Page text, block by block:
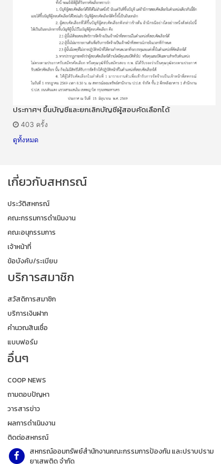
ประกาศฯ ขึ้นบัญชีและยกเลิกบัญชีผู้สอบคัดเลือกได้
403 ครั้ง
ดูทั้งหมด
เกี่ยวกับสหกรณ์
ประวัติสหกรณ์
คณะกรรมการดำเนินงาน
คณะอนุกรรมการ
เจ้าหน้าที่
ข้อบังคับ/ระเบียบ
บริการสมาชิก
สวัสดิการสมาชิก
บริการเงินฝาก
คำนวณสินเชื่อ
แบบฟอร์ม
อื่นๆ
COOP NEWS
ถามตอบปัญหา
วารสารข่าว
ผลการดำเนินงาน
ติดต่อสหกรณ์
สหกรณ์ออมทรัพย์สำนักงานคณะกรรมการป้องกัน และปราบปราม
ยาเสพติด จำกัด